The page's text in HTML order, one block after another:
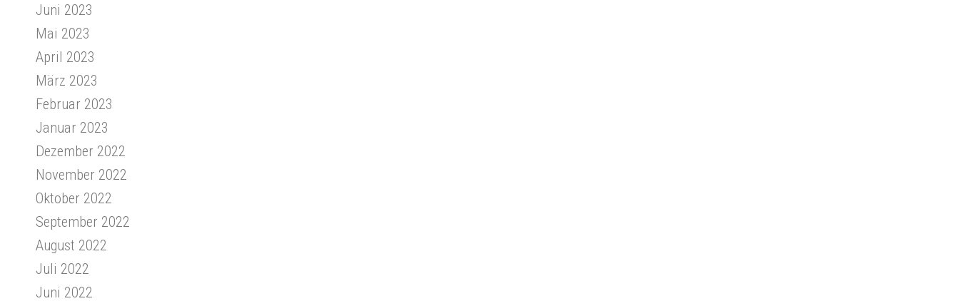
Juni 2023
Mai 2023
April 2023
März 2023
Februar 2023
Januar 2023
Dezember 2022
November 2022
Oktober 2022
September 2022
August 2022
Juli 2022
Juni 2022